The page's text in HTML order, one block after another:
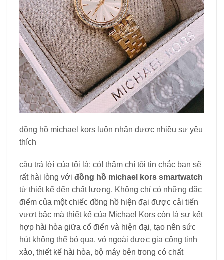
đồng hồ michael kors luôn nhận được nhiều sự yêu
thích
câu trả lời của tôi là: có! thậm chí tôi tin chắc bạn sẽ
rất hài lòng với đồng hồ michael kors smartwatch
từ thiết kế đến chất lượng. Không chỉ có những đặc
điểm của một chiếc đồng hồ hiện đại được cải tiến
vượt bậc mà thiết kế của Michael Kors còn là sự kết
hợp hài hòa giữa cổ điển và hiện đại, tạo nên sức
hút không thể bỏ qua. vỏ ngoài được gia công tinh
xảo, thiết kế hài hòa, bộ máy bên trong có chất